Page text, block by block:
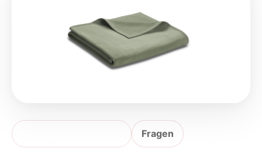
Fragen